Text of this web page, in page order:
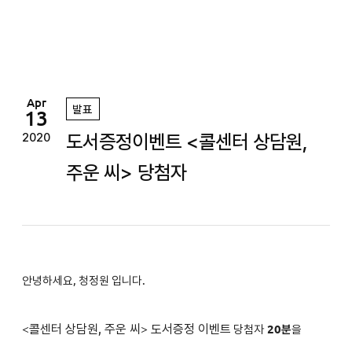
Apr
13
2020
발표
도서증정이벤트 <콜센터 상담원,
주운 씨> 당첨자
안녕하세요, 청정원 입니다.
<콜센터 상담원, 주운 씨 > 도서증정 이벤트 당첨자 20분을